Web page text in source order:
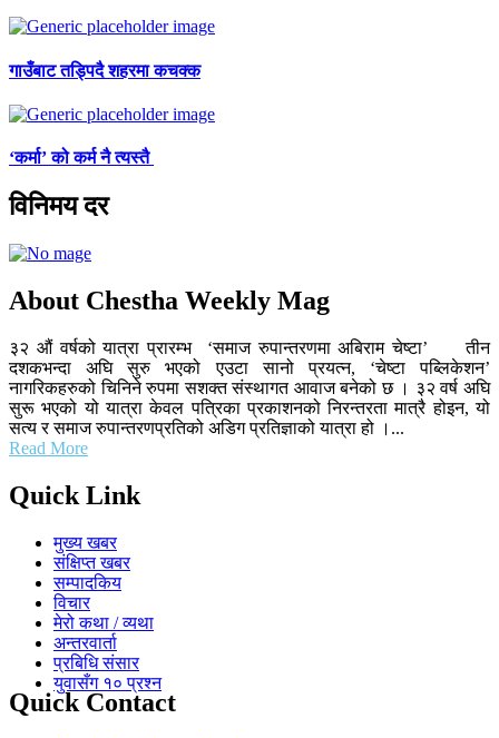
गाउँबाट तड्पिदै शहरमा कचक्क
‘कर्मा’ को कर्म नै त्यस्तै
विनिमय दर
About Chestha Weekly Mag
३२ औं वर्षको यात्रा प्रारम्भ ‘समाज रुपान्तरणमा अबिराम चेष्टा’ तीन
दशकभन्दा अघि सुरु भएको एउटा सानो प्रयत्न, ‘चेष्टा पब्लिकेशन’
नागरिकहरुको चिनिने रुपमा सशक्त संस्थागत आवाज बनेको छ । ३२ वर्ष अघि
सुरू भएको यो यात्रा केवल पत्रिका प्रकाशनको निरन्तरता मात्रै होइन, यो
सत्य र समाज रुपान्तरणप्रतिको अडिग प्रतिज्ञाको यात्रा हो ।...
Read More
Quick Link
मुख्य खबर
संक्षिप्त खबर
सम्पादकिय
विचार
मेरो कथा / व्यथा
अन्तरवार्ता
प्रबिधि संसार
युवासँग १० प्रश्न
Quick Contact